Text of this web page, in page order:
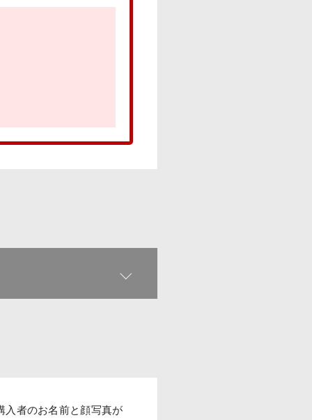
入者のお名前と顔写真が